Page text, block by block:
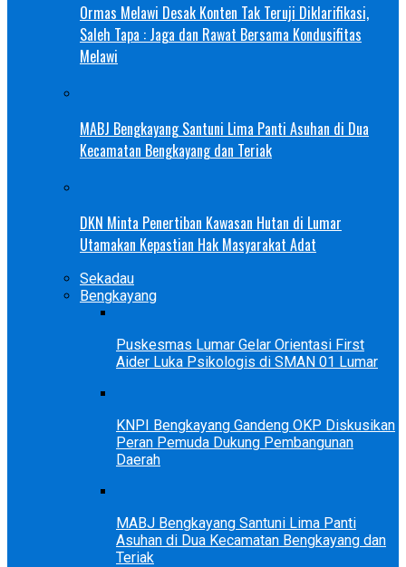
Ormas Melawi Desak Konten Tak Teruji Diklarifikasi,
Saleh Tapa : Jaga dan Rawat Bersama Kondusifitas
Melawi
MABJ Bengkayang Santuni Lima Panti Asuhan di Dua
Kecamatan Bengkayang dan Teriak
DKN Minta Penertiban Kawasan Hutan di Lumar
Utamakan Kepastian Hak Masyarakat Adat
Sekadau
Bengkayang
Puskesmas Lumar Gelar Orientasi First
Aider Luka Psikologis di SMAN 01 Lumar
KNPI Bengkayang Gandeng OKP Diskusikan
Peran Pemuda Dukung Pembangunan
Daerah
MABJ Bengkayang Santuni Lima Panti
Asuhan di Dua Kecamatan Bengkayang dan
Teriak